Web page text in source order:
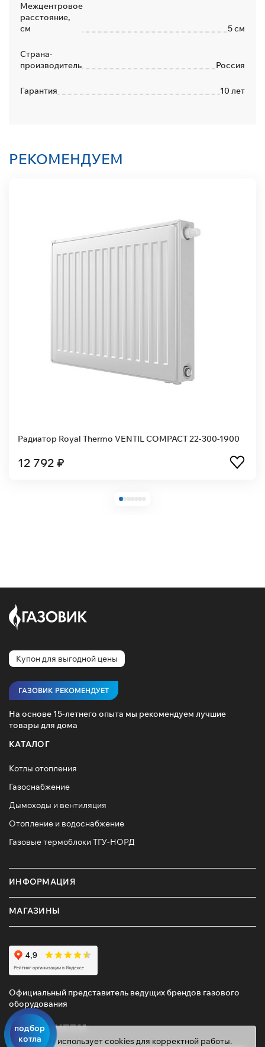
подбор
котла
Межцентровое
расстояние,
см
5 см
Страна-
производитель
Россия
Гарантия 10 лет
РЕКОМЕНДУЕМ
Радиатор Royal Thermo VENTIL COMPACT 22-300-1900
12 792 ₽
Купон для выгодной цены
ГАЗОВИК РЕКОМЕНДУЕТ
На основе 15-летнего опыта мы рекомендуем лучшие
товары для дома
КАТАЛОГ
Котлы отопления
Газоснабжение
Дымоходы и вентиляция
Отопление и водоснабжение
Газовые термоблоки ТГУ-НОРД
ИНФОРМАЦИЯ
МАГАЗИНЫ
Официальный представитель ведущих брендов газового
оборудования
Этот сайт использует cookies для корректной работы.